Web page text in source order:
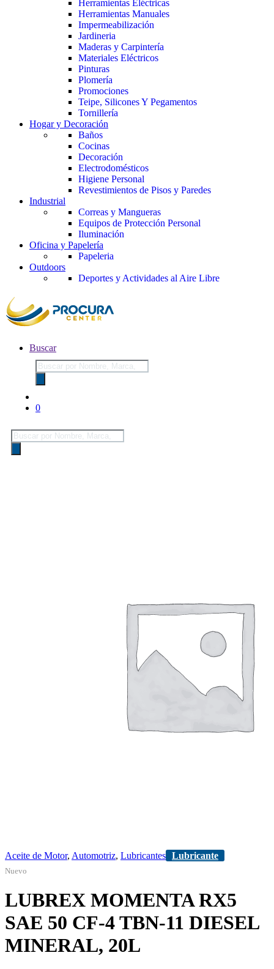
Herramientas Eléctricas
Herramientas Manuales
Impermeabilización
Jardineria
Maderas y Carpintería
Materiales Eléctricos
Pinturas
Plomería
Promociones
Teipe, Silicones Y Pegamentos
Tornillería
Hogar y Decoración
Baños
Cocinas
Decoración
Electrodomésticos
Higiene Personal
Revestimientos de Pisos y Paredes
Industrial
Correas y Mangueras
Equipos de Protección Personal
Iluminación
Oficina y Papelería
Papeleria
Outdoors
Deportes y Actividades al Aire Libre
Buscar
Búsqueda
de
productos
0
Búsqueda
de
productos
Aceite de Motor, Automotriz, Lubricantes Lubricante
Nuevo
LUBREX MOMENTA RX5
SAE 50 CF-4 TBN-11 DIESEL
MINERAL, 20L